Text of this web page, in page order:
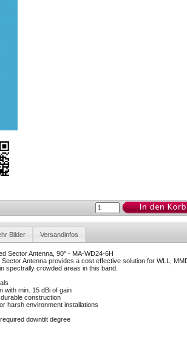
Bilder Versandinfos
Sector Antenna, 90° - MA-WD24-6H
Antenna provides a cost effective solution for WLL,
spectrally crowded areas in this band.
with min. 15 dBi of gain
construction
harsh environment installations
downtilt degree